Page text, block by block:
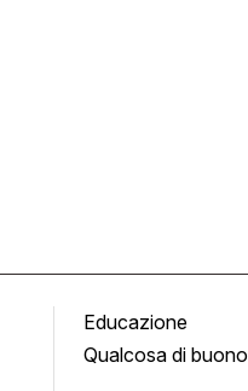
Educazione
Qualcosa di buono